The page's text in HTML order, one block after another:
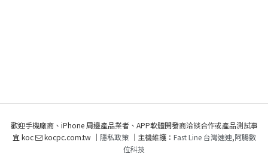
歡迎手機廠商、iPhone 周邊產品業者、APP軟體開發商洽談合作或產品測試事
宜 koc
kocpc.com.tw ｜ 隱私政策｜主機維護： Fast Line 台灣速連,阿腸數
位科技